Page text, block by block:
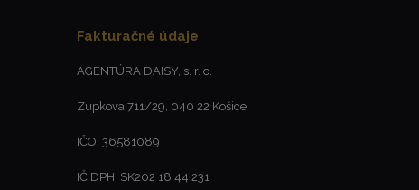
Fakturačné údaje
AGENTÚRA DAISY, s. r. o.
Zupkova 711/29, 040 22 Košice
IČO: 36581089
IČ DPH: SK202 18 44 231